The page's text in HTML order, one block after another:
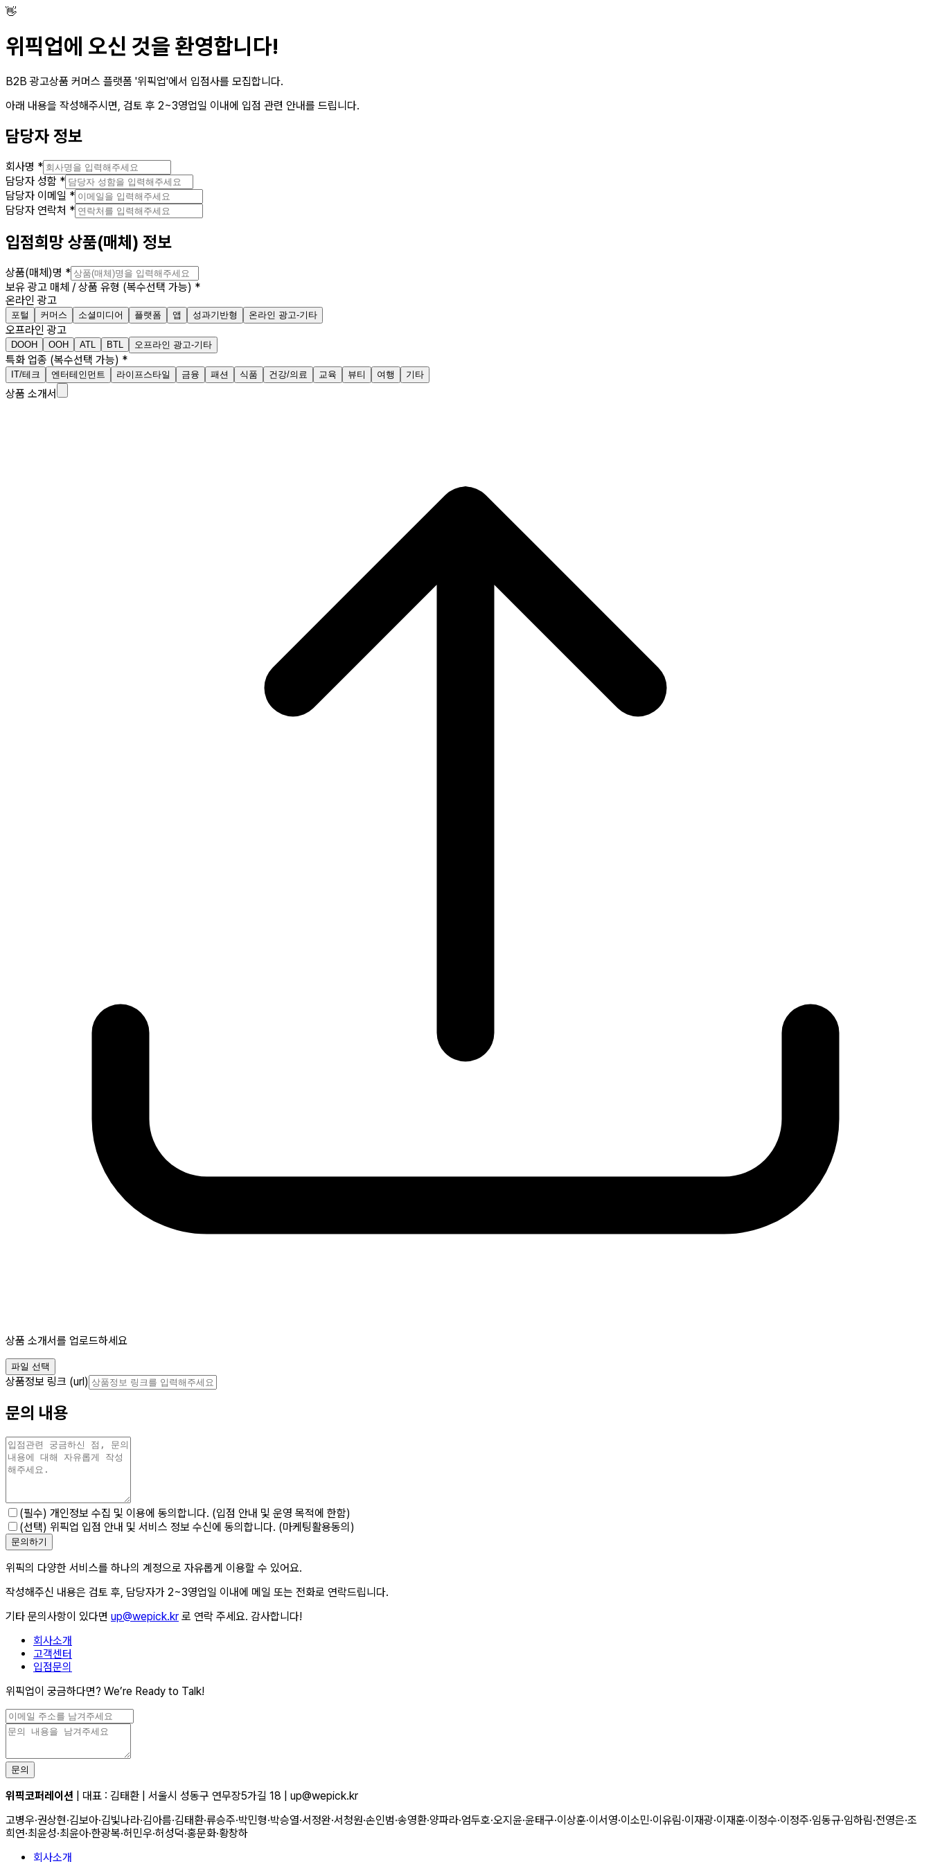
👋
위픽업에 오신 것을 환영합니다!
B2B 광고상품 커머스 플랫폼 '위픽업'에서 입점사를 모집합니다.
아래 내용을 작성해주시면, 검토 후 2~3영업일 이내에 입점 관련 안내를 드립니다.
담당자 정보
회사명 *
담당자 성함 *
담당자 이메일 *
담당자 연락처 *
입점희망 상품(매체) 정보
상품(매체)명 *
보유 광고 매체 / 상품 유형 (복수선택 가능) *
온라인 광고
포털 커머스 소셜미디어 플랫폼 앱 성과기반형 온라인 광고-기타
오프라인 광고
DOOH OOH ATL BTL 오프라인 광고-기타
특화 업종 (복수선택 가능) *
IT/테크 엔터테인먼트 라이프스타일 금융 패션 식품 건강/의료 교육 뷰티 여행 기타
상품 소개서
상품 소개서를 업로드하세요
파일 선택
상품정보 링크 (url)
문의 내용
(필수) 개인정보 수집 및 이용에 동의합니다. (입점 안내 및 운영 목적에 한함)
(선택) 위픽업 입점 안내 및 서비스 정보 수신에 동의합니다. (마케팅활용동의)
문의하기
위픽의 다양한 서비스를 하나의 계정으로 자유롭게 이용할 수 있어요.
작성해주신 내용은 검토 후, 담당자가 2~3영업일 이내에 메일 또는 전화로 연락드립니다.
기타 문의사항이 있다면 up@wepick.kr 로 연락 주세요. 감사합니다!
회사소개
고객센터
입점문의
위픽업이 궁금하다면? We’re Ready to Talk!
문의
위픽코퍼레이션 | 대표 : 김태환 | 서울시 성동구 연무장5가길 18 | up@wepick.kr
고병우·권상현·김보아·김빛나라·김아름·김태환·류승주·박민형·박승열·서정완·서청원·손인범·송영환·양파라·엄두호·오지윤·윤태구·이상훈·이서영·이소민·이유림·이재광·이재훈·이정수·이정주·임동규·임하림·전영은·조
희연·최윤성·최윤아·한광복·허민우·허성덕·홍문화·황창하
회사소개